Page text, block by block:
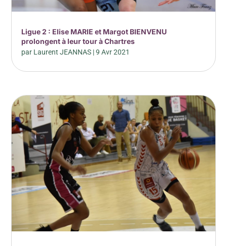
Ligue 2 : Elise MARIE et Margot BIENVENU
prolongent à leur tour à Chartres
par Laurent JEANNAS |9 Avr 2021